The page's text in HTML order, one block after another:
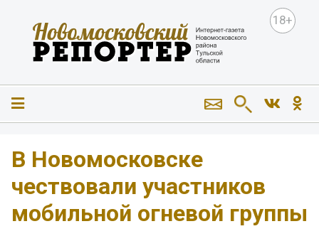
18+
В Новомосковске
чествовали участников
мобильной огневой группы